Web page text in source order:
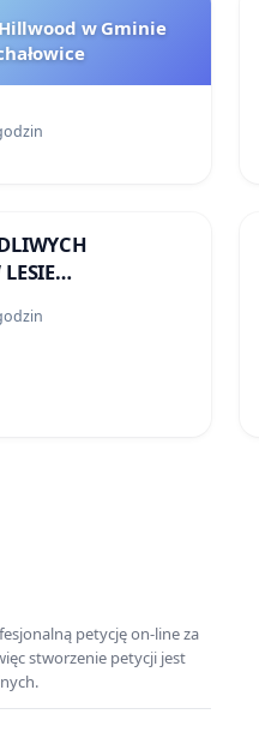
w Gminie
I ARTURÓWKU
petycję on-line za
stworzenie petycji jest